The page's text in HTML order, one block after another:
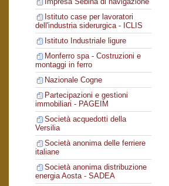
Istituto case per lavoratori
dell'industria siderurgica - ICLIS
Istituto Industriale ligure
Monferro spa - Costruzioni e
montaggi in ferro
Nazionale Cogne
Partecipazioni e gestioni
immobiliari - PAGEIM
Società acquedotti della
Versilia
Società anonima delle ferriere
italiane
Società anonima distribuzione
energia Aosta - SADEA